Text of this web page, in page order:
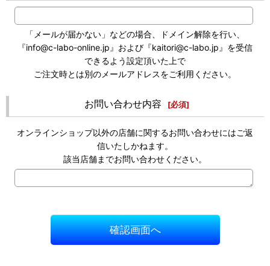
「メールが届かない」などの場合、ドメイン解除を行い、
『info@c-labo-online.jp』および『kaitori@c-labo.jp』を受信
できるよう設定頂いた上で
ご注文時とは別のメールアドレスをご利用ください。
お問い合わせ内容 [必須]
オンラインショップ以外の店舗に関するお問い合わせにはご返
信いたしかねます。
該当店舗までお問い合わせください。
確認画面へ